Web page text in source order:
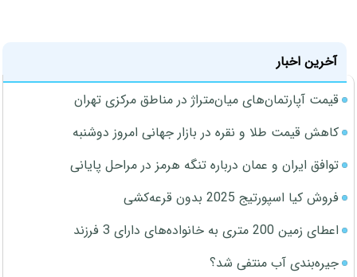
آخرین اخبار
قیمت آپارتمان‌های میان‌متراژ در مناطق مرکزی تهران
کاهش قیمت طلا و نقره در بازار جهانی امروز دوشنبه
توافق ایران و عمان درباره تنگه هرمز در مراحل پایانی
فروش کیا اسپورتیج 2025 بدون قرعه‌کشی
اعطای زمین 200 متری به خانواده‌های دارای 3 فرزند
جیره‌بندی آب منتفی شد؟